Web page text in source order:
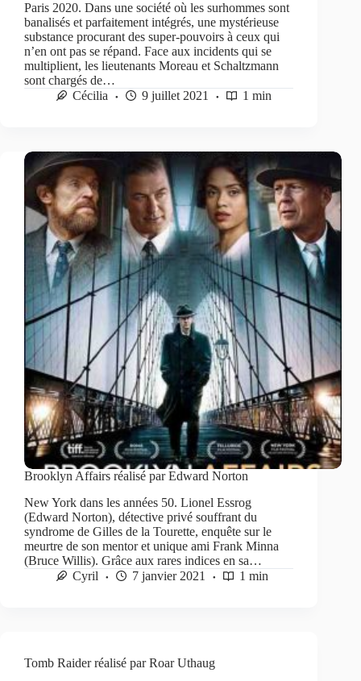
Paris 2020. Dans une société où les surhommes sont
banalisés et parfaitement intégrés, une mystérieuse
substance procurant des super-pouvoirs à ceux qui
n’en ont pas se répand. Face aux incidents qui se
multiplient, les lieutenants Moreau et Schaltzmann
sont chargés de…
Cécilia
9 juillet 2021 1 min
Brooklyn Affairs réalisé par Edward Norton
New York dans les années 50. Lionel Essrog
(Edward Norton), détective privé souffrant du
syndrome de Gilles de la Tourette, enquête sur le
meurtre de son mentor et unique ami Frank Minna
(Bruce Willis). Grâce aux rares indices en sa…
Cyril
7 janvier 2021 1 min
Tomb Raider réalisé par Roar Uthaug